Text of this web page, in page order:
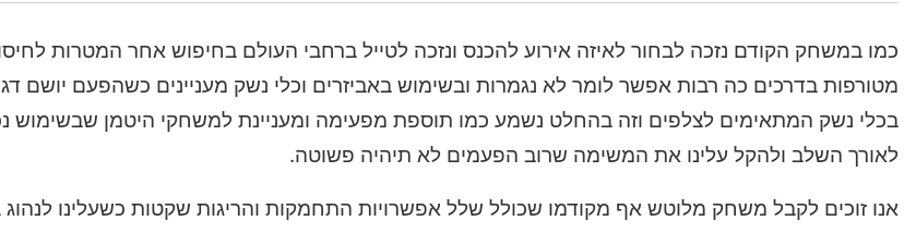
כמו במשחק הקודם נזכה לבחור לאיזה אירוע להכנס ונזכה לטייל ברחבי העולם בחיפוש אחר המטרות
מטורפות בדרכים כה רבות אפשר לומר לא נגמרות ובשימוש באביזרים וכלי נשק מעניינים כשהפעם יושם
בכלי נשק המתאימים לצלפים וזה בהחלט נשמע כמו תוספת מפעימה ומעניינת למשחקי היטמן שבשימוש
לאורך השלב ולהקל עלינו את המשימה שרוב הפעמים לא תיהיה פשוטה.
אנו זוכים לקבל משחק מלוטש אף מקודמו שכולל שלל אפשרויות התחמקות והריגות שקטות כשעלינו